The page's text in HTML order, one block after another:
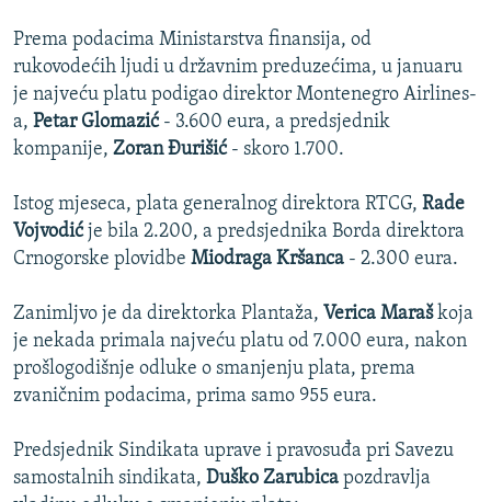
Prema podacima Ministarstva finansija, od
rukovodećih ljudi u državnim preduzećima, u januaru
je najveću platu podigao direktor Montenegro Airlines-
a, Petar Glomazić - 3.600 eura, a predsjednik
kompanije, Zoran Đurišić- skoro 1.700.
Istog mjeseca, plata generalnog direktora RTCG, Rade
Vojvodićje bila 2.200, a predsjednika Borda direktora
Crnogorske plovidbe Miodraga Kršanca - 2.300 eura.
Zanimljvo je da direktorka Plantaža, Verica Maraškoja
je nekada primala najveću platu od 7.000 eura, nakon
prošlogodišnje odluke o smanjenju plata, prema
zvaničnim podacima, prima samo 955 eura.
Predsjednik Sindikata uprave i pravosuđa pri Savezu
samostalnih sindikata, Duško Zarubica pozdravlja